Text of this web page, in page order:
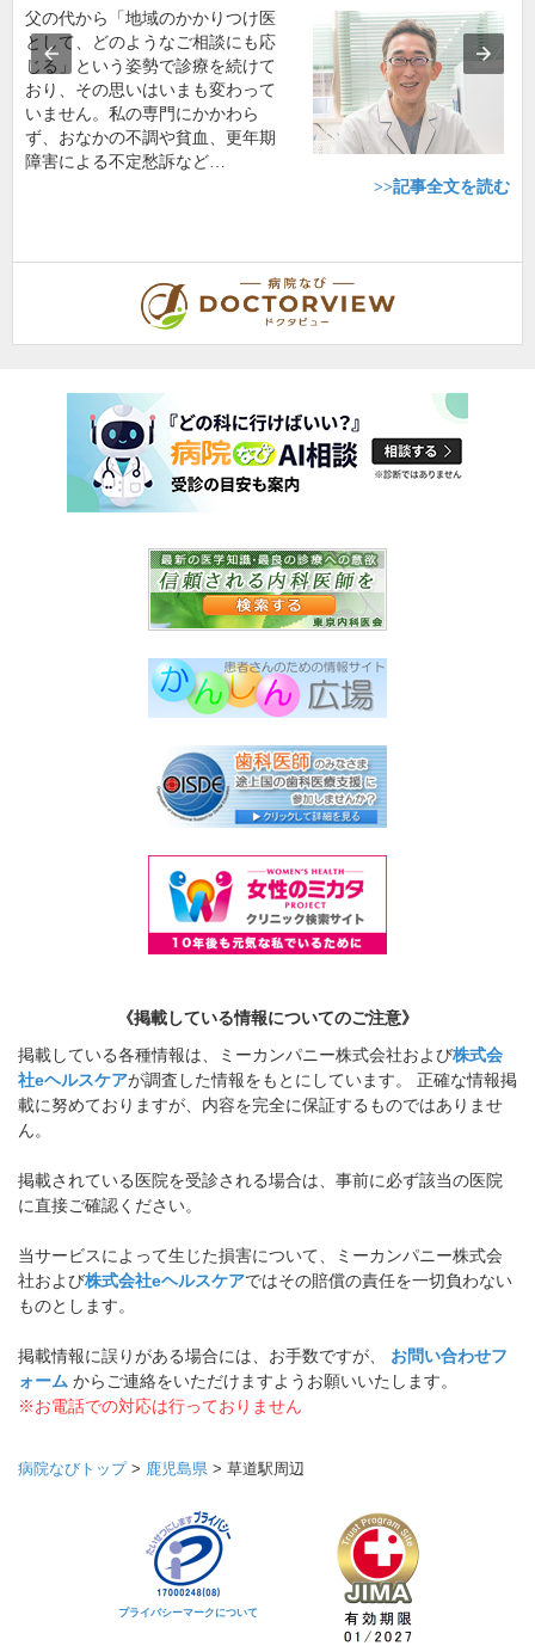
父の代から「地域のかかりつけ医
として、どのようなご相談にも応
じる」という姿勢で診療を続けて
おり、その思いはいまも変わって
いません。私の専門にかかわら
ず、おなかの不調や貧血、更年期
障害による不定愁訴など…
>>記事全文を読む
《掲載している情報についてのご注意》
掲載している各種情報は、ミーカンパニー株式会社および株式会
社eヘルスケアが調査した情報をもとにしています。 正確な情報掲
載に努めておりますが、内容を完全に保証するものではありませ
ん。
掲載されている医院を受診される場合は、事前に必ず該当の医院
に直接ご確認ください。
当サービスによって生じた損害について、ミーカンパニー株式会
社および株式会社eヘルスケアではその賠償の責任を一切負わない
ものとします。
掲載情報に誤りがある場合には、お手数ですが、 お問い合わせフ
ォーム からご連絡をいただけますようお願いいたします。
※お電話での対応は行っておりません
病院なびトップ> 鹿児島県 > 草道駅周辺
プライバシーマークについて